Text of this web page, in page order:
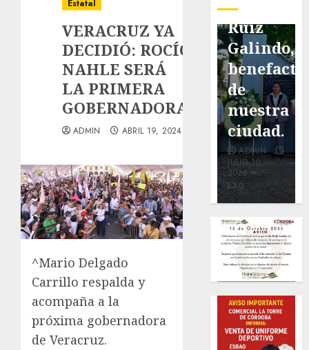
Estatal
VERACRUZ YA
DECIDIÓ: ROCÍO
NAHLE SERÁ
LA PRIMERA
GOBERNADORA.
ADMIN ABRIL 19, 2024
^Mario Delgado
Carrillo respalda y
acompaña a la
próxima gobernadora
de Veracruz.
pavimentación
de San
Marcial
será
mejorada.
Interviene
CASF
JULIO 27,
2026
0
con
exposición
de la
cronista
Minerva
Salas.
JULIO 31,
2026
0
Antonio
Ruiz
Galindo,
de
nuestra
ciudad.
ADMIN
JULIO 30,
2026
0